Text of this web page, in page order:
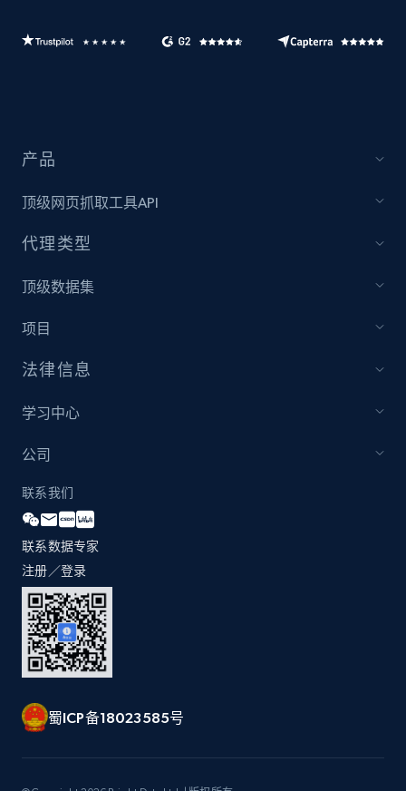
产品
顶级网页抓取工具API
代理类型
顶级数据集
项目
法律信息
学习中心
公司
联系我们
联系数据专家
注册／登录
蜀ICP备18023585号